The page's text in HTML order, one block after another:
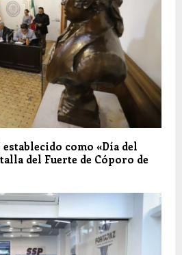
como «Día del
del Fuerte de Cóporo de